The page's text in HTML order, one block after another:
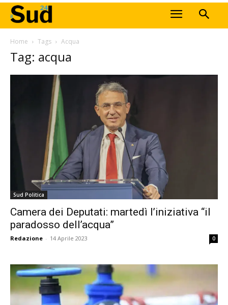
Home Tags Acqua
Tag: acqua
Sud Politica
Camera dei Deputati: martedì l’iniziativa “il
paradosso dell’acqua”
Redazione - 14 Aprile 2023 0